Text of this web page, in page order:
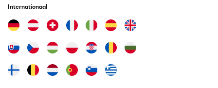
Internationaal